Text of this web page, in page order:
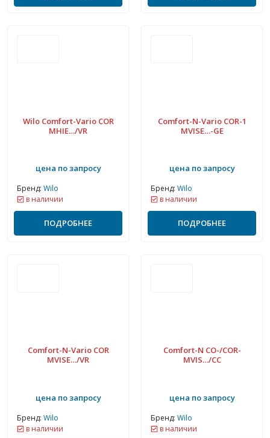
Wilo Comfort-Vario COR
MHIE…/VR
цена по запросу
Бренд: Wilo
в наличии
ПОДРОБНЕЕ
Comfort-N-Vario COR-1
MVISE…-GE
цена по запросу
Бренд: Wilo
в наличии
ПОДРОБНЕЕ
Comfort-N-Vario COR
MVISE…/VR
цена по запросу
Бренд: Wilo
в наличии
Comfort-N CO-/COR-
MVIS…/CC
цена по запросу
Бренд: Wilo
в наличии